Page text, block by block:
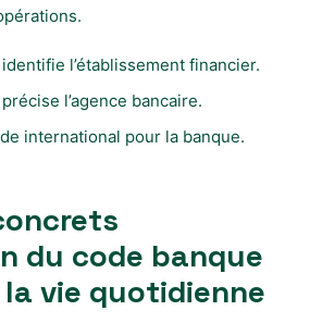
l’établissement financier.
l’agence bancaire.
international pour la banque.
du code banque
la vie quotidienne